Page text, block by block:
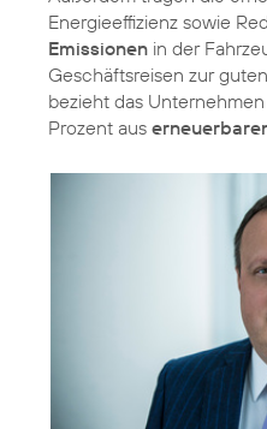
Energieeffizienz sowie
Emissionen in der
Geschäftsreisen zur
bezieht das
Prozent aus